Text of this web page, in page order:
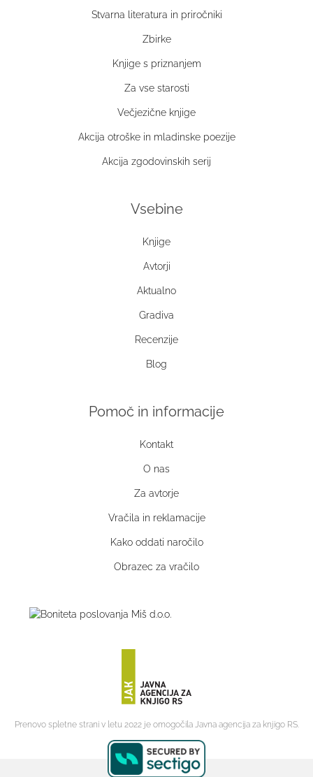
Stvarna literatura in priročniki
Zbirke
Knjige s priznanjem
Za vse starosti
Večjezične knjige
Akcija otroške in mladinske poezije
Akcija zgodovinskih serij
Vsebine
Knjige
Avtorji
Aktualno
Gradiva
Recenzije
Blog
Pomoč in informacije
Kontakt
O nas
Za avtorje
Vračila in reklamacije
Kako oddati naročilo
Obrazec za vračilo
Prenovo spletne strani v letu 2022 je omogočila Javna agencija za knjigo RS.